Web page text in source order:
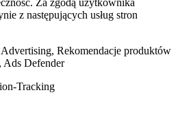
z następujących usług stron
Rekomendacje produktów
Ads Defender
Tracking